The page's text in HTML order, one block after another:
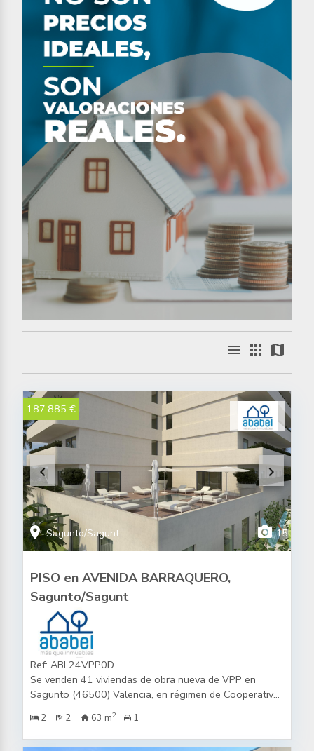
menu apps map
keyboard_arrow_left keyboard_arrow_right
187.885 €
location_onSagunto/Sagunt photo_camera15
PISO en AVENIDA BARRAQUERO,
Sagunto/Sagunt
Ref: ABL24VPP0D
Se venden 41 viviendas de obra nueva de VPP en
Sagunto (46500) Valencia, en régimen de Cooperativa,
necesario que el comprador cumpla los requisitos
necesarios para la adquisición de una vivienda de
2 2 63 m2 1